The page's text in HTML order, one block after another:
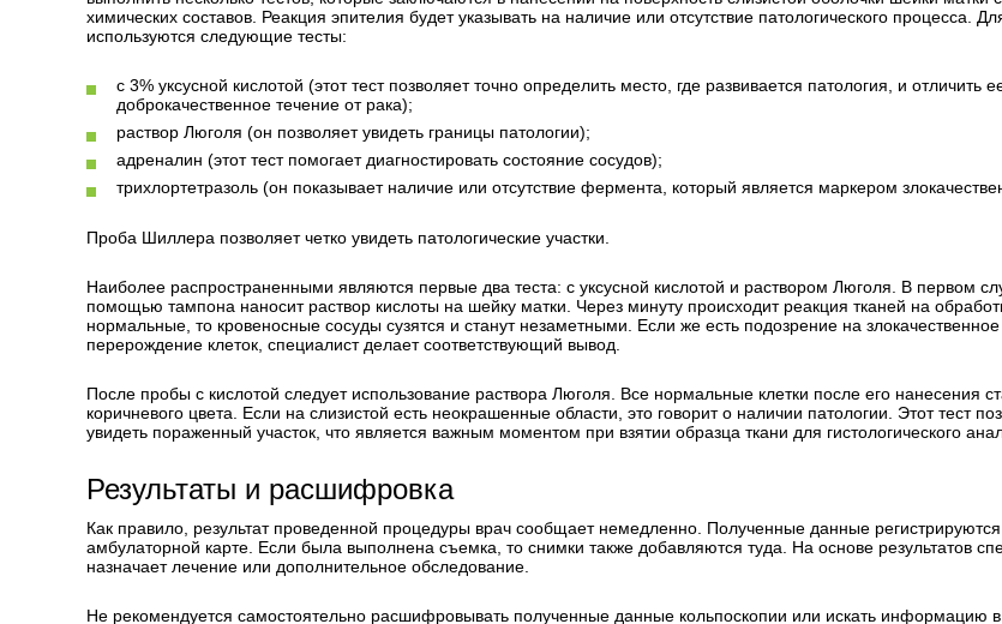
химических составов. Реакция эпителия будет указывать на наличие или отсутствие патологического процесса.
используются следующие тесты:
с 3% уксусной кислотой (этот тест позволяет точно определить место, где развивается патология, и отличить
доброкачественное течение от рака);
раствор Люголя (он позволяет увидеть границы патологии);
адреналин (этот тест помогает диагностировать состояние сосудов);
трихлортетразоль (он показывает наличие или отсутствие фермента, который является маркером
Проба Шиллера позволяет четко увидеть патологические участки.
Наиболее распространенными являются первые два теста: с уксусной кислотой и раствором Люголя. В первом
помощью тампона наносит раствор кислоты на шейку матки. Через минуту происходит реакция тканей на
нормальные, то кровеносные сосуды сузятся и станут незаметными. Если же есть подозрение на злокачественное
перерождение клеток, специалист делает соответствующий вывод.
После пробы с кислотой следует использование раствора Люголя. Все нормальные клетки после его нанесения
коричневого цвета. Если на слизистой есть неокрашенные области, это говорит о наличии патологии. Этот тест
увидеть пораженный участок, что является важным моментом при взятии образца ткани для гистологического
Результаты и расшифровка
Как правило, результат проведенной процедуры врач сообщает немедленно. Полученные данные
амбулаторной карте. Если была выполнена съемка, то снимки также добавляются туда. На основе результатов
назначает лечение или дополнительное обследование.
Не рекомендуется самостоятельно расшифровывать полученные данные кольпоскопии или искать информацию в